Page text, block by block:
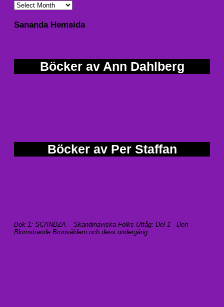
Sananda Hemsida
Böcker av Ann Dahlberg
Böcker av Per Staffan
Bok 1: SCANDZA – Skandinaviska Folks Uttåg: Del 1 - Den
Blomstrande Bronsåldern och dess undergång.